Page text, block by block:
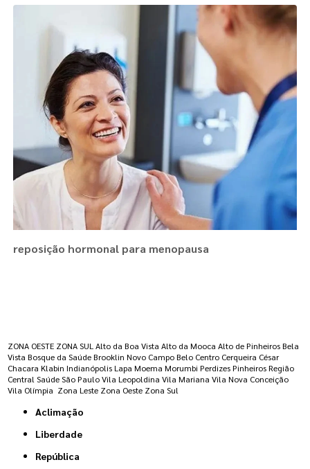
reposição hormonal para menopausa
ZONA OESTE ZONA SUL Alto da Boa Vista Alto da Mooca Alto de Pinheiros Bela
Vista Bosque da Saúde Brooklin Novo Campo Belo Centro Cerqueira César
Chacara Klabin Indianópolis Lapa Moema Morumbi Perdizes Pinheiros Região
Central Saúde São Paulo Vila Leopoldina Vila Mariana Vila Nova Conceição
Vila Olímpia Zona Leste Zona Oeste Zona Sul
Aclimação
Liberdade
República